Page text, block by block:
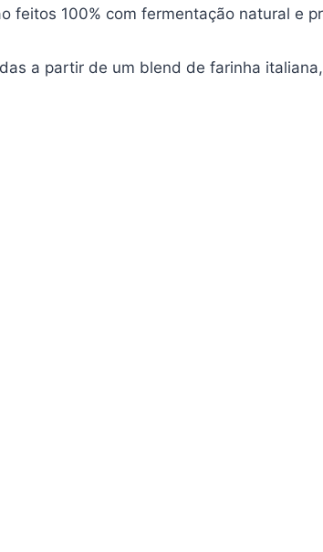
feitos 100% com fermentação natural e
a partir de um blend de farinha